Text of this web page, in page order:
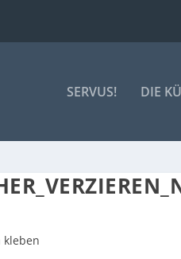
SERVUS! DIE